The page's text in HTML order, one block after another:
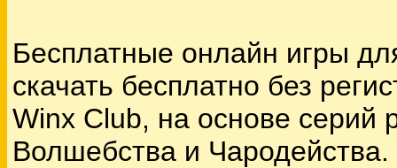
Бесплатные онлайн игры
скачать бесплатно без
Winx Club, на основе серий
Волшебства и Чародейства.